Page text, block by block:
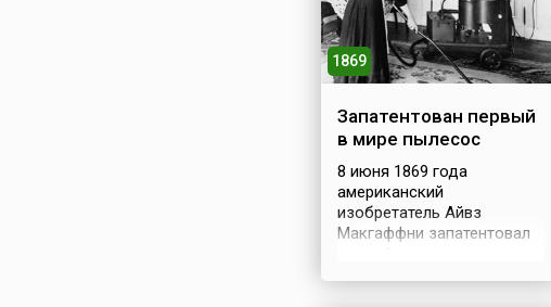
1869
Запатентован первый
в мире пылесос
8 июня 1869 года
американский
изобретатель Айвз
Макгаффни запатентовал